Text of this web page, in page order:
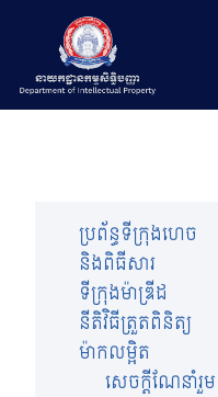
ប្រព័ន្ធទីក្រុងហេច
និងពិធីសារ
ទីក្រុងម៉ាឌ្រីដ
នីតិវិធីត្រួតពិនិត្យ
ម៉ាកលម្អិត
សេចក្តីណែនាំរួម